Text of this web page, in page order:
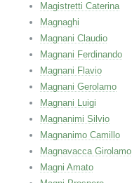
Magistretti Caterina
Magnaghi
Magnani Claudio
Magnani Ferdinando
Magnani Flavio
Magnani Gerolamo
Magnani Luigi
Magnanimi Silvio
Magnanimo Camillo
Magnavacca Girolamo
Magni Amato